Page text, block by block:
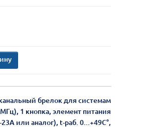
брелок для системам
1 кнопка, элемент питания
или аналог), t-раб. 0...+49С°,